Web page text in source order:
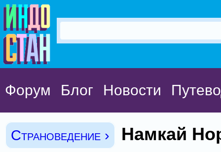
Форум Блог Новости
Страноведение ›
Намкай